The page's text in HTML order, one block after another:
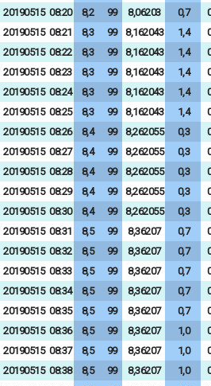
20190515 08:20 8,2 99 8,06203 0,7
20190515 08:21 8,3 99 8,162043 1,4
20190515 08:22 8,3 99 8,162043 1,4
20190515 08:23 8,3 99 8,162043 1,4
20190515 08:24 8,3 99 8,162043 1,4
20190515 08:25 8,3 99 8,162043 1,4
20190515 08:26 8,4 99 8,262055 0,3
20190515 08:27 8,4 99 8,262055 0,3
20190515 08:28 8,4 99 8,262055 0,3
20190515 08:29 8,4 99 8,262055 0,3
20190515 08:30 8,4 99 8,262055 0,3
20190515 08:31 8,5 99 8,36207 0,7
20190515 08:32 8,5 99 8,36207 0,7
20190515 08:33 8,5 99 8,36207 0,7
20190515 08:34 8,5 99 8,36207 0,7
20190515 08:35 8,5 99 8,36207 0,7
20190515 08:36 8,5 99 8,36207 1,0
20190515 08:37 8,5 99 8,36207 1,0
20190515 08:38 8,5 99 8,36207 1,0